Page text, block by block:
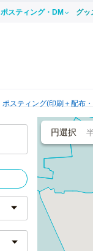
ポスティング・DM グッ
ポスティング(印刷＋配布
円選択